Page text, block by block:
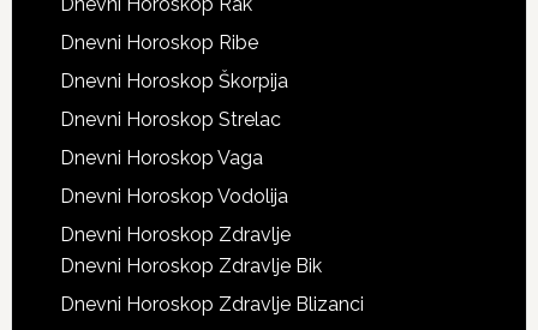
Dnevni Horoskop Rak
Dnevni Horoskop Ribe
Dnevni Horoskop Škorpija
Dnevni Horoskop Strelac
Dnevni Horoskop Vaga
Dnevni Horoskop Vodolija
Dnevni Horoskop Zdravlje
Dnevni Horoskop Zdravlje Bik
Dnevni Horoskop Zdravlje Blizanci